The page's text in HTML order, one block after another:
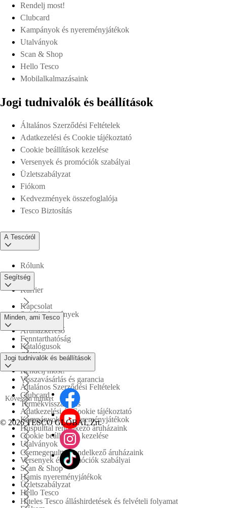
Rendelj most!
Clubcard
Kampányok és nyereményjátékok
Utalványok
Scan & Shop
Hello Tesco
Mobilalkalmazásaink
Jogi tudnivalók és beállítások
Általános Szerződési Feltételek
Adatkezelési és Cookie tájékoztató
Cookie beállítások kezelése
Versenyek és promóciók szabályai
Üzletszabályzat
Fiókom
Kedvezmények összefoglalója
Tesco Biztosítás
A Tescóról
Rólunk
Karrier
Sajtóközlemények
Fenntarthatóság
Tesco PLC
Segítség
Kapcsolat
Áruházkereső
GYIK
Visszavásárlás és garancia
Termékvisszahívás
Húspulttal rendelkező áruházaink
Csemegepulttal rendelkező áruházaink
Hamis nyereményjátékok
Hiteles Tesco álláshirdetések és felvételi folyamat
Minden, ami Tesco
Katalógusok
Rendelj most!
Clubcard
Kampányok és nyereményjátékok
Utalványok
Scan & Shop
Hello Tesco
Jogi tudnivalók és beállítások
Általános Szerződési Feltételek
Adatkezelési és Cookie tájékoztató
Cookie beállítások kezelése
Versenyek és promóciók szabályai
Üzletszabályzat
Kövessen minket
© 2026 TESCO GLOBAL Zrt.